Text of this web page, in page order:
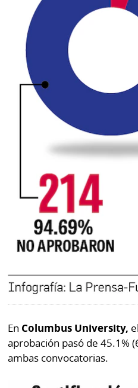
En Columbus University,
aprobación pasó de 45.1%
ambas convocatorias.